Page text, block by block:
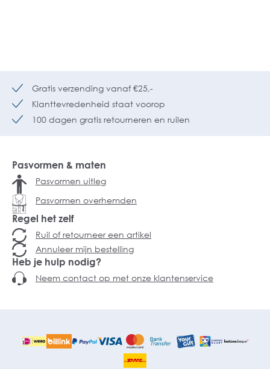
Gratis verzending vanaf €25,-
Klanttevredenheid staat voorop
100 dagen gratis retourneren en ruilen
Pasvormen & maten
Pasvormen uitleg
Pasvormen overhemden
Regel het zelf
Ruil of retourneer een artikel
Annuleer mijn bestelling
Heb je hulp nodig?
Neem contact op met onze klantenservice